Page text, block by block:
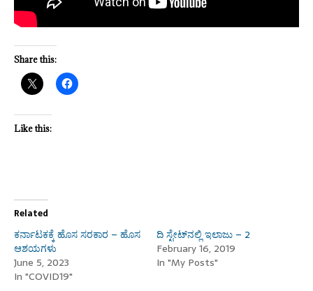
Share this:
Like this:
Related
ಕರ್ನಾಟಕಕ್ಕೆ ಹೊಸ ಸರಕಾರ – ಹೊಸ
ಆಶಯಗಳು
June 5, 2023
In "COVID19"
ದಿ ಸ್ಟೇಟ್‌ನಲ್ಲಿ ಇಲಾಜು – 2
February 16, 2019
In "My Posts"